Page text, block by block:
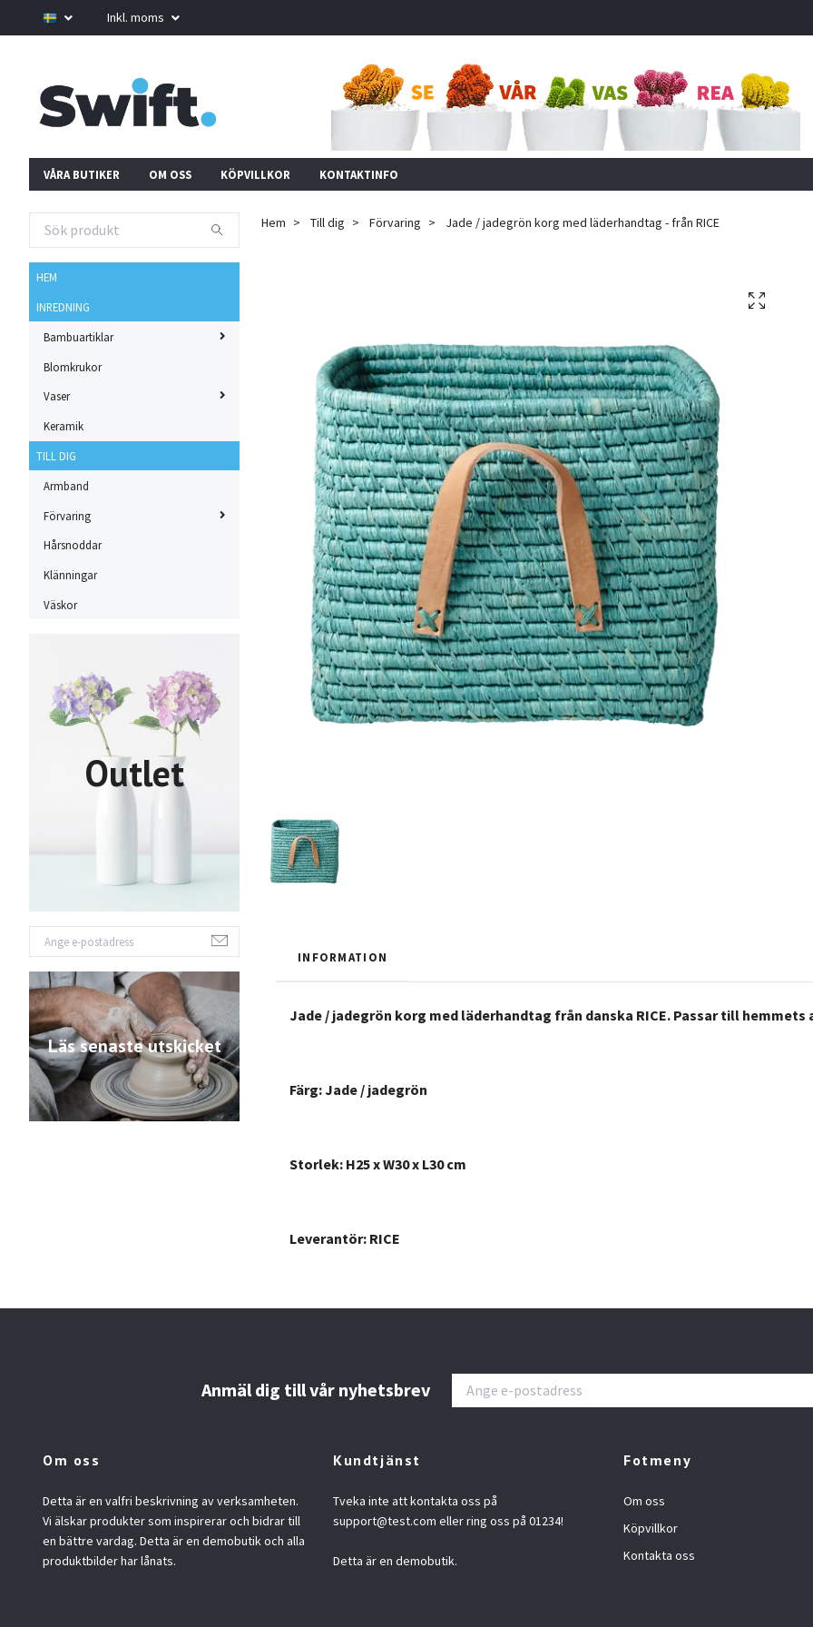
Inkl. moms
VÅRA BUTIKER OM OSS KÖPVILLKOR KONTAKTINFO
HEM
INREDNING
Bambuartiklar
Blomkrukor
Vaser
Keramik
TILL DIG
Armband
Förvaring
Hårsnoddar
Klänningar
Väskor
Outlet
Läs senaste utskicket
Hem Till dig Förvaring Jade / jadegrön korg med läderhandtag - från RICE
INFORMATION
Jade / jadegrön korg med läderhandtag från danska RICE. Passar till hemmets
Färg: Jade / jadegrön
Storlek: H25 x W30 x L30 cm
Leverantör: RICE
Anmäl dig till vår nyhetsbrev
Om oss
Detta är en valfri beskrivning av verksamheten.
Vi älskar produkter som inspirerar och bidrar till
en bättre vardag. Detta är en demobutik och alla
produktbilder har lånats.
Kundtjänst
Tveka inte att kontakta oss på
support@test.com eller ring oss på 01234!
Detta är en demobutik.
Fotmeny
Om oss
Köpvillkor
Kontakta oss